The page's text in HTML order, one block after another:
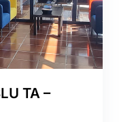
TA –